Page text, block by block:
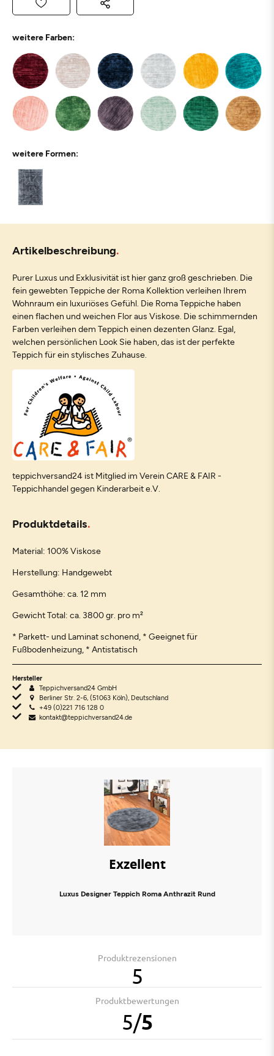
weitere Farben:
weitere Formen:
Artikelbeschreibung
Purer Luxus und Exklusivität ist hier ganz groß geschrieben. Die
fein gewebten Teppiche der Roma Kollektion verleihen Ihrem
Wohnraum ein luxuriöses Gefühl. Die Roma Teppiche haben
einen flachen und weichen Flor aus Viskose. Die schimmernden
Farben verleihen dem Teppich einen dezenten Glanz. Egal,
welchen persönlichen Look Sie haben, das ist der perfekte
Teppich für ein stylisches Zuhause.
teppichversand24 ist Mitglied im Verein CARE & FAIR -
Teppichhandel gegen Kinderarbeit e.V.
Produktdetails
Material: 100% Viskose
Herstellung: Handgewebt
Gesamthöhe: ca. 12 mm
Gewicht Total: ca. 3800 gr. pro m²
* Parkett- und Laminat schonend, * Geeignet für
Fußbodenheizung, * Antistatisch
Hersteller
Teppichversand24 GmbH
Berliner Str. 2-6, (51063 Köln), Deutschland
+49 (0)221 716 128 0
kontakt@teppichversand24.de
Exzellent
Luxus Designer Teppich Roma Anthrazit Rund
Produktrezensionen
5
Produktbewertungen
5/5